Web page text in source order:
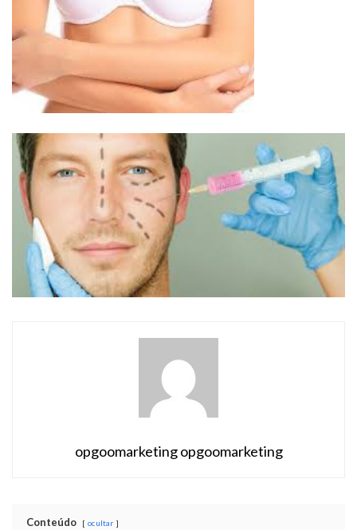
opgoomarketing opgoomarketing
Conteúdo ocultar